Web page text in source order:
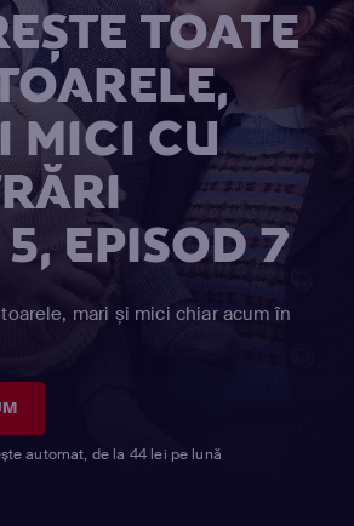
TOATE
MICI CU
EPISOD 7
mari și mici chiar acum în
automat, de la 44 lei pe lună